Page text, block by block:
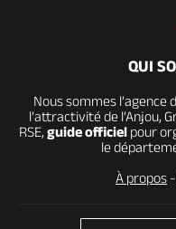
QUI
Nous sommes
l’attractivité de l’Anjou,
RSE, guide officielpour
le
À propos -